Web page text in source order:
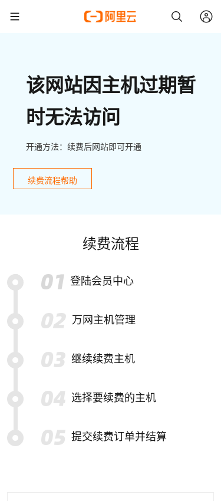
该网站因主机过期暂
时无法访问
开通方法：续费后网站即可开通
续费流程帮助
续费流程
登陆会员中心
万网主机管理
继续续费主机
选择要续费的主机
提交续费订单并结算